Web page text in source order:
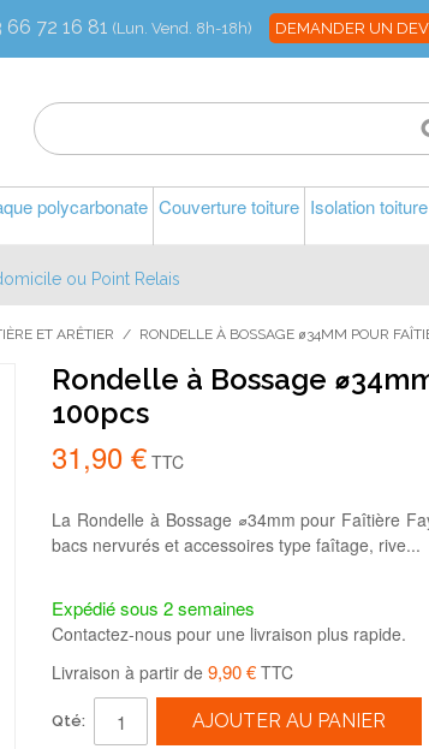
66 72 16 81 (Lun. Vend. 8h-18h) DEMANDER UN
polycarbonate Couverture toiture Isolation toiture
ou Point Relais
ET ARÊTIER / RONDELLE À BOSSAGE ⌀34MM POUR
Rondelle à Bossage
100pcs
31,90 € TTC
La Rondelle à Bossage ⌀34mm pour Faîtière
bacs nervurés et accessoires type faîtage, rive...
Expédié sous 2 semaines
Contactez-nous pour une livraison plus rapide.
Livraison à partir de 9,90 € TTC
Qté: AJOUTER AU PANIER